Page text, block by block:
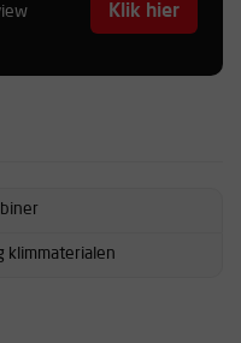
Klik hier
klimmaterialen